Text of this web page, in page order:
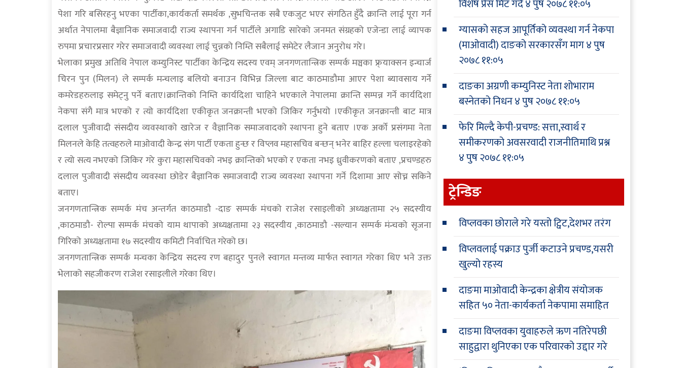
पेशा गरि बसिरहनु भएका पार्टीका,कार्यकर्ता समर्थक ,सुभचिन्तक सबै एकजुट भएर संगठित हुँदै क्रान्ति लाई पूरा गर्न
अर्थात नेपालमा बैज्ञानिक समाजवादी राज्य स्थापना गर्न पार्टीले अगाडि सारेको जनमत संग्रहको एजेन्डा लाई व्यापक
रुपमा प्रचारप्रसार गरेर समाजवादी व्यवस्था लाई चुन्नको निम्ति सबैलाई समेटेर लैजान अनुरोध गरे।
भेलाका प्रमुख अतिथि नेपाल कम्युनिस्ट पार्टीका केन्द्रिय सदस्य एवम् जनगणतान्त्रिक सम्पर्क मञ्चका फ्र्याक्सन इन्चार्ज
चिरन पुन (मिलन) ले सम्पर्क मन्चलाइ बलियो बनाउन विभिन्न जिल्ला बाट काठमाडौमा आएर पेशा ब्यावसाय गर्ने
कमरेडहरुलाइ समेट्नु पर्ने बताए।क्रान्तिको निम्ति कार्यदिशा चाहिने भएकाले नेपालमा क्रान्ति सम्पन्न गर्ने कार्यदिशा
नेकपा संगै मात्र भएको र त्यो कार्यदिशा एकीकृत जनक्रान्ती भएको जिकिर गर्नुभयो ।एकीकृत जनक्रान्ती बाट मात्र
दलाल पुजीवादी संसदीय व्यवस्थाको खारेज र वैज्ञानिक समाजवादको स्थापना हुने बताए ।एक अर्को प्रसंगमा नेता
मिलनले केहि तत्वहरुले माओवादी केन्द्र संग पार्टी एकता हुन्छ र विप्लव महासचिव बन्छन् भनेर बाहिर हल्ला चलाइरहेको
र त्यो सत्य नभएको जिकिर गरे कुरा महासचिवको नभइ क्रान्तिको भएको र एकता नभइ ध्रुवीकरणको बताए ,प्रचण्डहरु
दलाल पुजीवादी संसदीय व्यवस्था छोडेर बैज्ञानिक समाजवादी राज्य व्यवस्था स्थापना गर्ने दिशामा आए सोच्न सकिने
बताए।
जनगणतान्त्रिक सम्पर्क मंच अन्तर्गत काठमाडौ -दाङ सम्पर्क मंचको राजेश रसाइलीको अध्यक्षतामा २५ सदस्यीय
,काठमाडौ- रोल्पा सम्पर्क मंचको याम थापाको अध्यक्षतामा २३ सदस्यीय ,काठमाडौ -सल्यान सम्पर्क मंन्चको सृजना
गिरिको अध्यक्षतामा १७ सदस्यीय कमिटी निर्वाचित गरेको छ।
जनगणतान्त्रिक सम्पर्क मन्चका केन्द्रिय सदस्य रण बहादुर पुनले स्वागत मन्तव्य मार्फत स्वागत गरेका थिए भने उक्त
भेलाको सहजीकरण राजेश रसाइलीले गरेका थिए।
विशेष प्रेस मिट गर्दै४ पुष २०७८ ११:०५
ग्यासको सहज आपूर्तिको व्यवस्था गर्न नेकपा
(माओवादी) दाङको सरकारसँग माग४ पुष
२०७८ ११:०५
दाङका अग्रणी कम्युनिस्ट नेता शोभाराम
बस्नेतको निधन४ पुष २०७८ ११:०५
फेरि मिल्दै केपी-प्रचण्ड: सत्ता,स्वार्थ र
समीकरणको अवसरवादी राजनीतिमाथि प्रश्न
४ पुष २०७८ ११:०५
ट्रेन्डिङ
विप्लवका छोराले गरे यस्तो ट्विट,देशभर तरंग
विप्लवलाई पक्राउ पुर्जी कटाउने प्रचण्ड,यसरी
खुल्यो रहस्य
दाङमा माओवादी केन्द्रका क्षेत्रीय संयोजक
सहित ५० नेता-कार्यकर्ता नेकपामा समाहित
दाङमा विप्लवका युवाहरुले ऋण नतिरेपछी
साहुद्वारा थुनिएका एक परिवारको उद्दार गरे